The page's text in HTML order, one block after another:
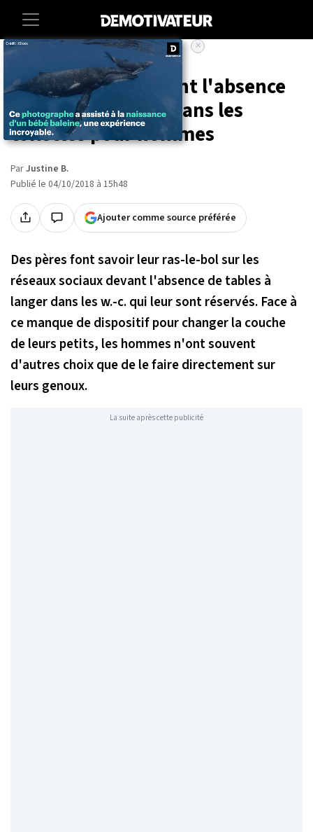
Ces papas dénoncent l'absence
de tables à langer dans les
toilettes pour hommes
ParJustine B.
Publié le 04/10/2018 à 15h48
Ajouter comme source préférée
Des pères font savoir leur ras-le-bol sur les
réseaux sociaux devant l'absence de tables à
langer dans les w.-c. qui leur sont réservés. Face à
ce manque de dispositif pour changer la couche
de leurs petits, les hommes n'ont souvent
d'autres choix que de le faire directement sur
leurs genoux.
La suite après cette publicité
×